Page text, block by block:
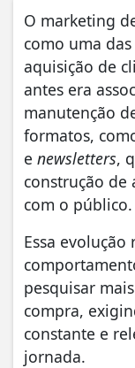
O marketing
como uma
aquisição de
antes era
manutenção
formatos,
e newsletters,
construção
com o público.
Essa
pesquisar
compra,
constante e
jornada.